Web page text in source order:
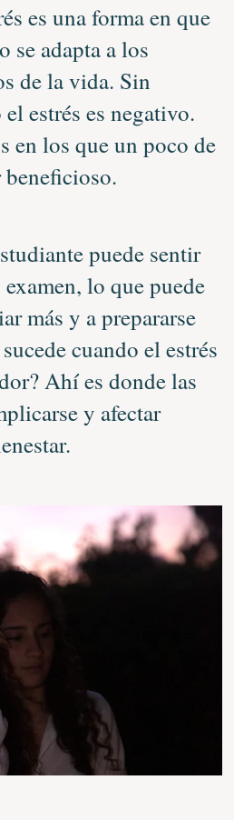
es una forma en que
se adapta a los
de la vida. Sin
estrés es negativo.
en los que un poco de
beneficioso.
puede sentir
lo que puede
más y a prepararse
cuando el estrés
Ahí es donde las
y afectar